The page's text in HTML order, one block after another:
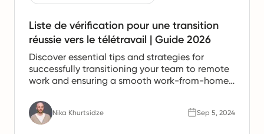
Liste de vérification pour une transition
réussie vers le télétravail | Guide 2026
Discover essential tips and strategies for
successfully transitioning your team to remote
work and ensuring a smooth work-from-home
Nika Khurtsidze Sep 5, 2024